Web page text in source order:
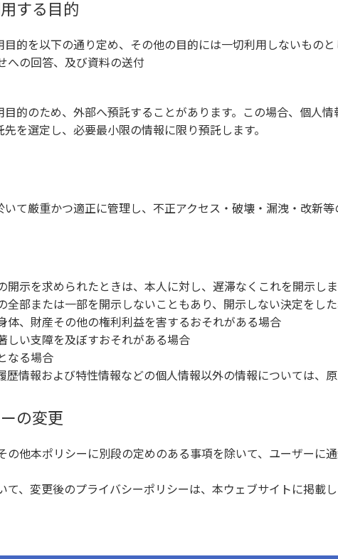
する目的
的を以下の通り定め、その他の目的には一切利用しないものと
への回答、及び資料の送付
的のため、外部へ預託することがあります。この場合、個人
を選定し、必要最小限の情報に限り預託します。
て厳重かつ適正に管理し、不正アクセス・破壊・漏洩・改新等
開示を求められたときは、本人に対し、遅滞なくこれを開示し
全部または一部を開示しないこともあり、開示しない決定をし
体、財産その他の権利利益を害するおそれがある場合
しい支障を及ぼすおそれがある場合
なる場合
歴情報および特性情報などの個人情報以外の情報については、原
の変更
の他本ポリシーに別段の定めのある事項を除いて、ユーザーに
て、変更後のプライバシーポリシーは、本ウェブサイトに掲載